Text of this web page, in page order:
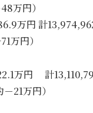
万円）
万円 計
万円）
万円 計
21万円）